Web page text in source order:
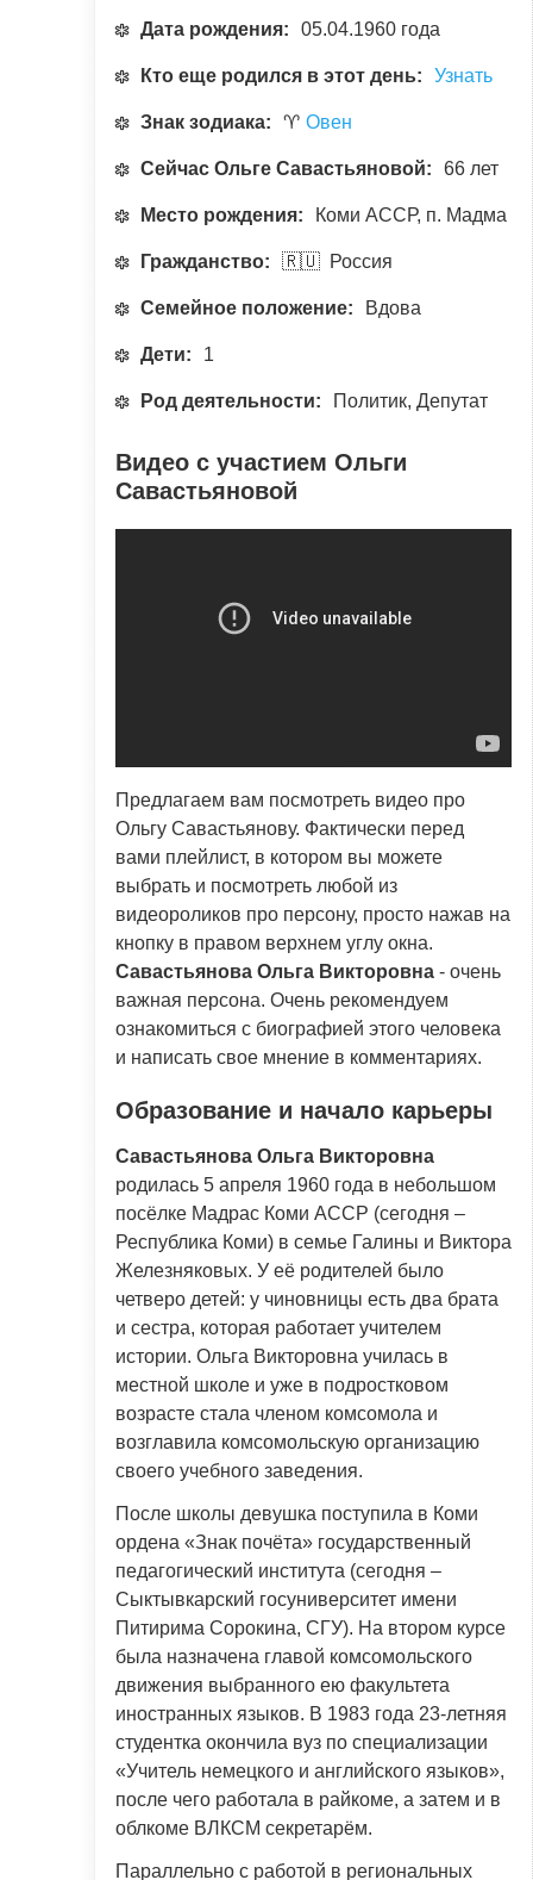
Дата рождения: 05.04.1960 года
Кто еще родился в этот день: Узнать
Знак зодиака: ♈ Овен
Сейчас Ольге Савастьяновой: 66 лет
Место рождения: Коми АССР, п. Мадма
Гражданство: 🇷🇺 Россия
Семейное положение: Вдова
Дети: 1
Род деятельности: Политик, Депутат
Видео с участием Ольги
Савастьяновой
Предлагаем вам посмотреть видео про
Ольгу Савастьянову. Фактически перед
вами плейлист, в котором вы можете
выбрать и посмотреть любой из
видеороликов про персону, просто нажав на
кнопку в правом верхнем углу окна.
Савастьянова Ольга Викторовна - очень
важная персона. Очень рекомендуем
ознакомиться с биографией этого человека
и написать свое мнение в комментариях.
Образование и начало карьеры
Савастьянова Ольга Викторовна
родилась 5 апреля 1960 года в небольшом
посёлке Мадрас Коми АССР (сегодня –
Республика Коми) в семье Галины и Виктора
Железняковых. У её родителей было
четверо детей: у чиновницы есть два брата
и сестра, которая работает учителем
истории. Ольга Викторовна училась в
местной школе и уже в подростковом
возрасте стала членом комсомола и
возглавила комсомольскую организацию
своего учебного заведения.
После школы девушка поступила в Коми
ордена «Знак почёта» государственный
педагогический института (сегодня –
Сыктывкарский госуниверситет имени
Питирима Сорокина, СГУ). На втором курсе
была назначена главой комсомольского
движения выбранного ею факультета
иностранных языков. В 1983 года 23-летняя
студентка окончила вуз по специализации
«Учитель немецкого и английского языков»,
после чего работала в райкоме, а затем и в
облкоме ВЛКСМ секретарём.
Параллельно с работой в региональных